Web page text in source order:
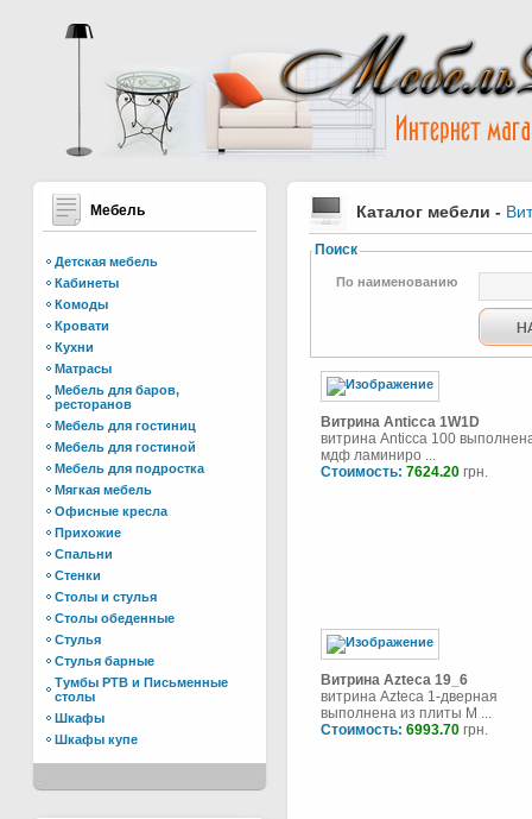
Мебель
Детская мебель
Кабинеты
Комоды
Кровати
Кухни
Матрасы
Мебель для баров,
ресторанов
Мебель для гостиниц
Мебель для гостиной
Мебель для подростка
Мягкая мебель
Офисные кресла
Прихожие
Спальни
Стенки
Столы и стулья
Столы обеденные
Стулья
Стулья барные
Тумбы РТВ и Письменные
столы
Шкафы
Шкафы купе
Каталог мебели -
Поиск
По наименованию
Витрина Anticca 1W1D
витрина Anticca 100
мдф ламиниро ...
Стоимость: 7624.20 грн.
Витрина Azteca 19_6
витрина Azteca 1-дверная
выполнена из плиты М ...
Стоимость: 6993.70 грн.